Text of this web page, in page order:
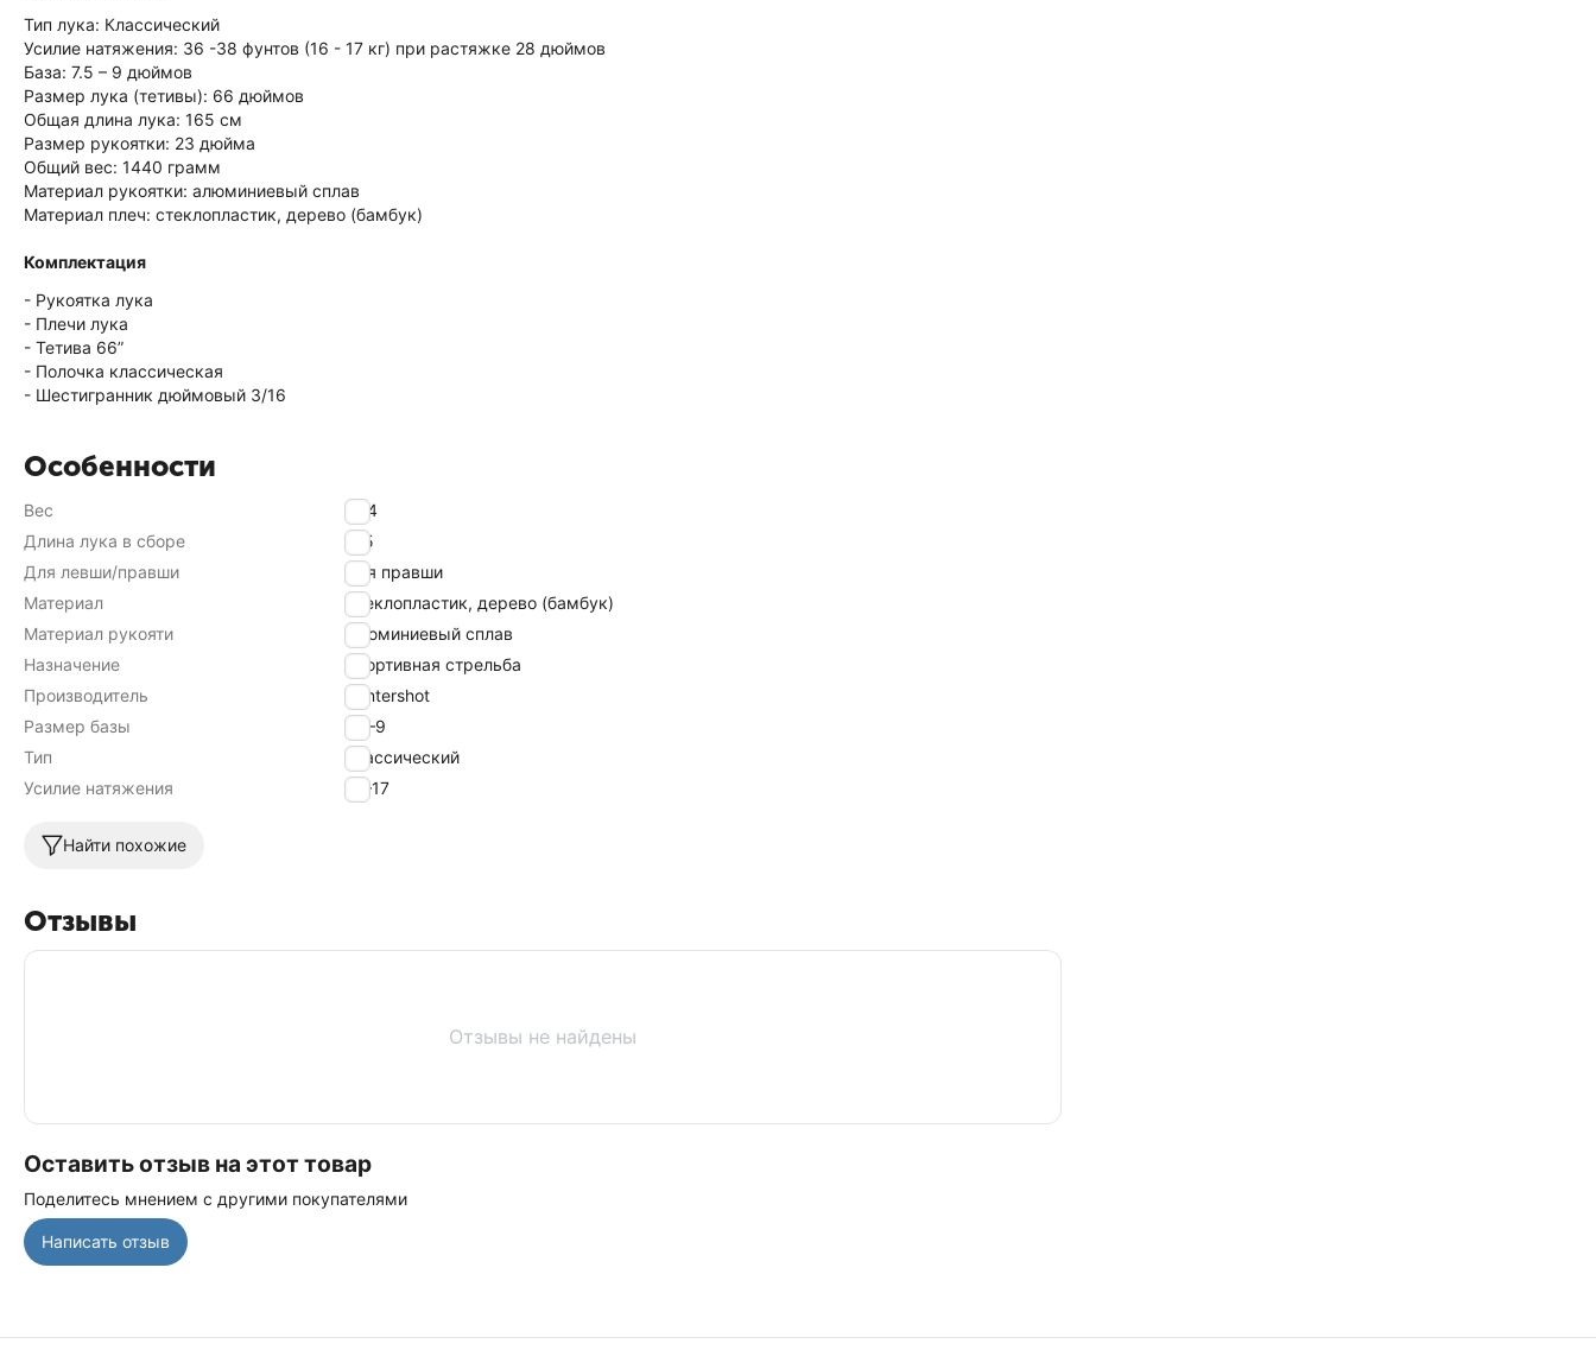
Тип лука: Классический
Усилие натяжения: 36 -38 фунтов (16 - 17 кг) при растяжке 28 дюймов
База: 7.5 – 9 дюймов
Размер лука (тетивы): 66 дюймов
Общая длина лука: 165 см
Размер рукоятки: 23 дюйма
Общий вес: 1440 грамм
Материал рукоятки: алюминиевый сплав
Материал плеч: стеклопластик, дерево (бамбук)
Комплектация
- Рукоятка лука
- Плечи лука
- Тетива 66”
- Полочка классическая
- Шестигранник дюймовый 3/16
Особенности
Вес
1.44
Длина лука в сборе
165
Для левши/правши
Для правши
Материал
Стеклопластик, дерево (бамбук)
Материал рукояти
Алюминиевый сплав
Назначение
Спортивная стрельба
Производитель
Centershot
Размер базы
7.5–9
Тип
Классический
Усилие натяжения
16–17
Найти похожие
Отзывы
Отзывы не найдены
Оставить отзыв на этот товар
Поделитесь мнением с другими покупателями
Написать отзыв